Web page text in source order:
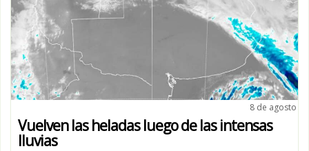
8 de agosto
Vuelven las heladas luego de las intensas
lluvias